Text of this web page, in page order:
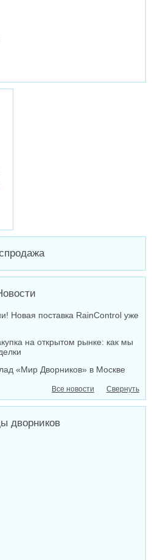
Новая поставка RainControl уже
на открытом рынке: как мы
«Мир Дворников» в Москве
Свернуть
Все новости
дворников